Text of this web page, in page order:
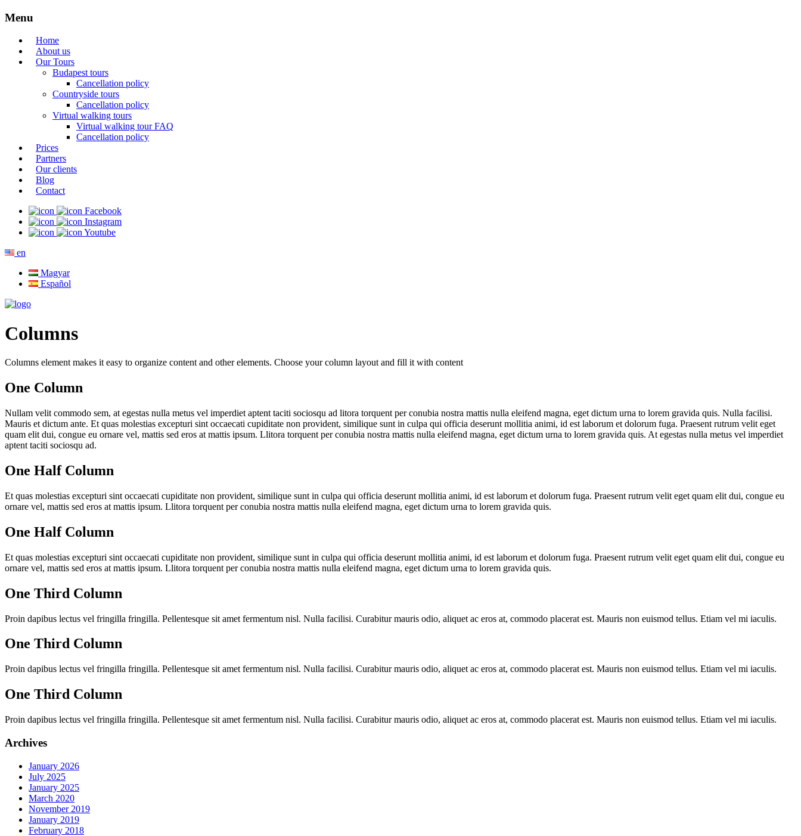
Menu
Home
About us
Our Tours
Budapest tours
Cancellation policy
Countryside tours
Cancellation policy
Virtual walking tours
Virtual walking tour FAQ
Cancellation policy
Prices
Partners
Our clients
Blog
Contact
Facebook
Instagram
Youtube
en
Magyar
Español
Columns
Columns element makes it easy to organize content and other elements. Choose your column layout and fill it with content
One Column
Nullam velit commodo sem, at egestas nulla metus vel imperdiet aptent taciti sociosqu ad litora torquent per conubia nostra mattis nulla eleifend magna, eget dictum urna to lorem gravida quis. Nulla facilisi.
Mauris et dictum ante. Et quas molestias excepturi sint occaecati cupiditate non provident, similique sunt in culpa qui officia deserunt mollitia animi, id est laborum et dolorum fuga. Praesent rutrum velit eget
quam elit dui, congue eu ornare vel, mattis sed eros at mattis ipsum. Llitora torquent per conubia nostra mattis nulla eleifend magna, eget dictum urna to lorem gravida quis. At egestas nulla metus vel imperdiet
aptent taciti sociosqu ad.
One Half Column
Et quas molestias excepturi sint occaecati cupiditate non provident, similique sunt in culpa qui officia deserunt mollitia animi, id est laborum et dolorum fuga. Praesent rutrum velit eget quam elit dui, congue eu
ornare vel, mattis sed eros at mattis ipsum. Llitora torquent per conubia nostra mattis nulla eleifend magna, eget dictum urna to lorem gravida quis.
One Half Column
Et quas molestias excepturi sint occaecati cupiditate non provident, similique sunt in culpa qui officia deserunt mollitia animi, id est laborum et dolorum fuga. Praesent rutrum velit eget quam elit dui, congue eu
ornare vel, mattis sed eros at mattis ipsum. Llitora torquent per conubia nostra mattis nulla eleifend magna, eget dictum urna to lorem gravida quis.
One Third Column
Proin dapibus lectus vel fringilla fringilla. Pellentesque sit amet fermentum nisl. Nulla facilisi. Curabitur mauris odio, aliquet ac eros at, commodo placerat est. Mauris non euismod tellus. Etiam vel mi iaculis.
One Third Column
Proin dapibus lectus vel fringilla fringilla. Pellentesque sit amet fermentum nisl. Nulla facilisi. Curabitur mauris odio, aliquet ac eros at, commodo placerat est. Mauris non euismod tellus. Etiam vel mi iaculis.
One Third Column
Proin dapibus lectus vel fringilla fringilla. Pellentesque sit amet fermentum nisl. Nulla facilisi. Curabitur mauris odio, aliquet ac eros at, commodo placerat est. Mauris non euismod tellus. Etiam vel mi iaculis.
Archives
January 2026
July 2025
January 2025
March 2020
November 2019
January 2019
February 2018